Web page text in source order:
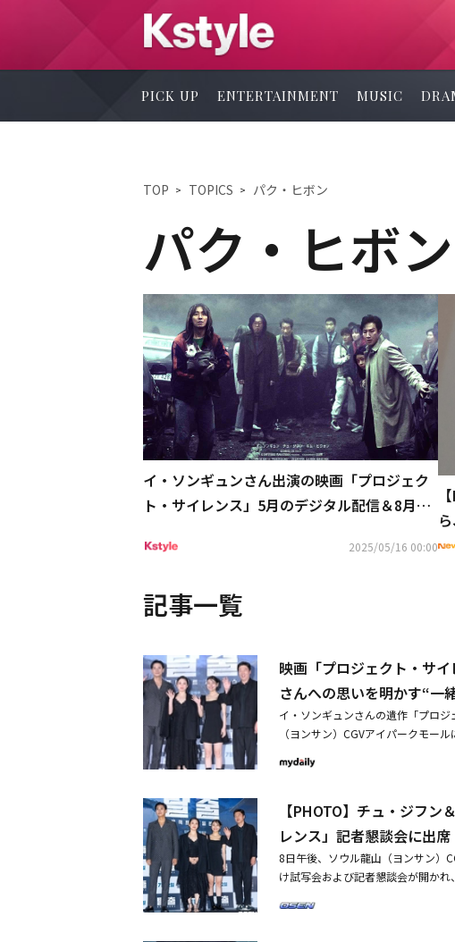
PICK UP ENTERTAINMENT MUSIC
TOP TOPICS パク・ヒボン
パク・ヒボン
イ・ソンギュンさん出演の映画「プロジェク
ト・サイレンス」5月のデジタル配信＆8月の
2025/05/16 00:00挨
記事一覧
映画「プロジェクト・サ
さんへの思いを明かす“一
イ・ソンギュンさんの遺作「プロ
（ヨンサン）CGVアイパークモー
ム・テゴン監督が出席した。同作
後に行われた記者懇談会で、キム
に」とし、「作品の準備段階から
が逃していた部分も、イ・ソンギ
て、たくさん話し合った。各要素
た。昨年、「カンヌ国際映画祭」で
「もう少し手を加えれば、完成度
【PHOTO】チュ・ジフ
レンス」記者懇談会に出席
8日午後、ソウル龍山（ヨンサン）
け試写会および記者懇談会が開か
起き、崩壊危機の空港大橋に放た